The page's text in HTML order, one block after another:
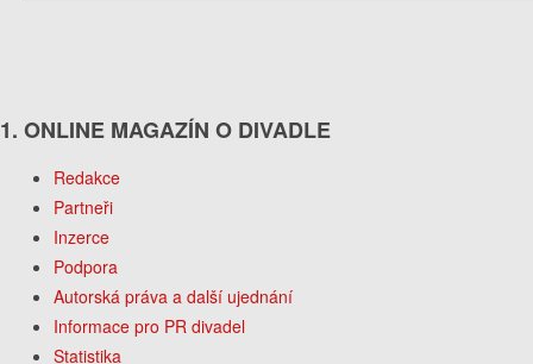
1. ONLINE MAGAZÍN O DIVADLE
Redakce
Partneři
Inzerce
Podpora
Autorská práva a další ujednání
Informace pro PR divadel
Statistika